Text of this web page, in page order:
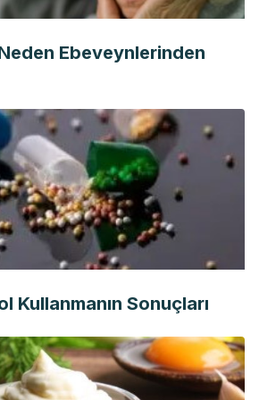
Ebeveynlerinden
Kullanmanın Sonuçları